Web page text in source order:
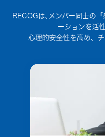
RECOGは､メンバー同士の
ーションを活
心理的安全性を高め、